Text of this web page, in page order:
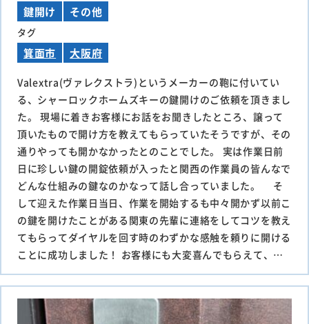
鍵開け その他
タグ
箕面市 大阪府
Valextra(ヴァレクストラ)というメーカーの鞄に付いてい
る、シャーロックホームズキーの鍵開けのご依頼を頂きまし
た。 現場に着きお客様にお話をお聞きしたところ、譲って
頂いたもので開け方を教えてもらっていたそうですが、その
通りやっても開かなかったとのことでした。 実は作業日前
日に珍しい鍵の開錠依頼が入ったと関西の作業員の皆んなで
どんな仕組みの鍵なのかなって話し合っていました。 そ
して迎えた作業日当日、作業を開始するも中々開かず以前こ
の鍵を開けたことがある関東の先輩に連絡をしてコツを教え
てもらってダイヤルを回す時のわずかな感触を頼りに開ける
ことに成功しました！ お客様にも大変喜んでもらえて、…